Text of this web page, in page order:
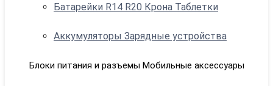
Батарейки R14 R20 Крона Таблетки
Аккумуляторы Зарядные устройства
Блоки питания и разъемы Мобильные аксессуары